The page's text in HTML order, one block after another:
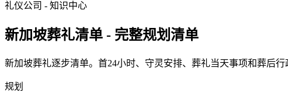
礼仪公司 - 知识中心
新加坡葬礼清单 - 完整规划清单
新加坡葬礼逐步清单。首24小时、守灵安排、葬礼当天事项和葬后行
规划